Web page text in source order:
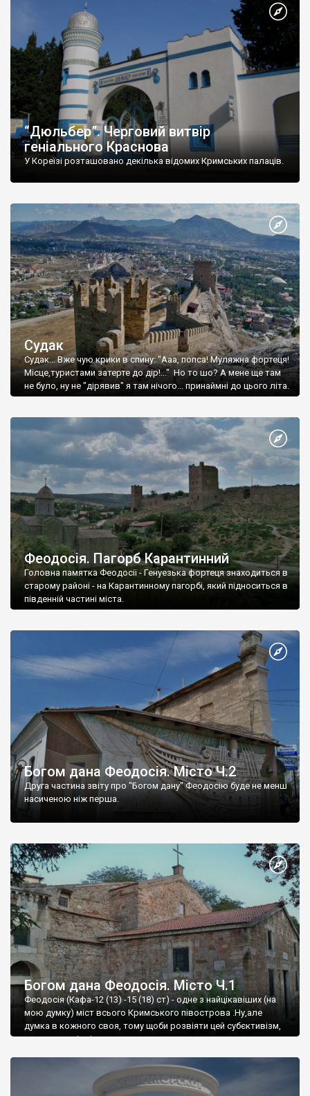
“Дюльбер”. Черговий витвір
геніального Краснова
У Кореїзі розташовано декілька відомих Кримських палаців.
Судак
Судак... Вже чую крики в спину: "Ааа, попса! Муляжна фортеця!
Місце,туристами затерте до дір!..." Но то шо? А мене ще там
не було, ну не "дірявив" я там нічого... принаймні до цього літа.
Феодосія. Пагорб Карантинний
Головна памятка Феодосії - Генуезька фортеця знаходиться в
старому районі - на Карантинному пагорбі, який підноситься в
південній частині міста.
Богом дана Феодосія. Місто Ч.2
Друга частина звіту про "Богом дану" Феодосію буде не менш
насиченою ніж перша.
Богом дана Феодосія. Місто Ч.1
Феодосія (Кафа-12 (13) -15 (18) ст) - одне з найцікавіших (на
мою думку) міст всього Кримського півострова .Ну,але
думка в кожного своя, тому щоби розвіяти цей субєктивізм,
запрошую відвідати це